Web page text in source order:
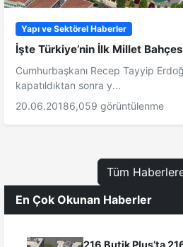
Yapı ve Sektörel Haberler
İşte Türkiye’nin İlk Millet
Cumhurbaşkanı Recep Tayyip
kapatıldıktan sonra y...
20.06.20186,059 görüntülenme
Tüm
En Çok Okunan Haberler